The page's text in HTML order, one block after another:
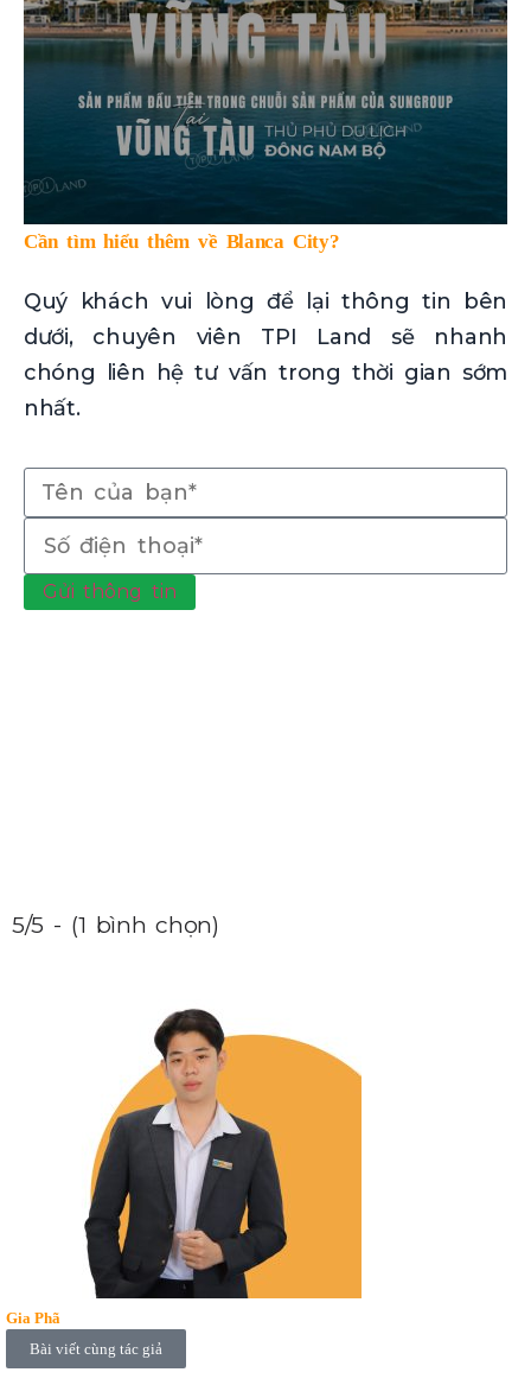
Cần tìm hiểu thêm về Blanca City?
Quý khách vui lòng để lại thông tin bên
dưới, chuyên viên TPI Land sẽ nhanh
chóng liên hệ tư vấn trong thời gian sớm
nhất.
Gửi thông tin
5/5 - (1 bình chọn)
Gia Phã
Bài viết cùng tác giả